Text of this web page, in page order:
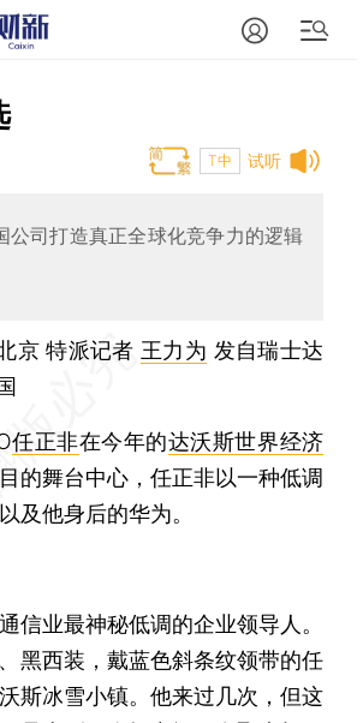
试听
T中
公司打造真正全球化竞争力的逻辑
京 特派记者 王力为 发自瑞士达
任正非在今年的达沃斯世界经济
的舞台中心，任正非以一种低调
及他身后的华为。
业最神秘低调的企业领导人。
黑西装，戴蓝色斜条纹领带的任
斯冰雪小镇。他来过几次，但这